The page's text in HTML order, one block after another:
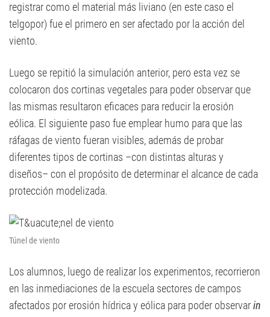
registrar como el material más liviano (en este caso el
telgopor) fue el primero en ser afectado por la acción del
viento.
Luego se repitió la simulación anterior, pero esta vez se
colocaron dos cortinas vegetales para poder observar que
las mismas resultaron eficaces para reducir la erosión
eólica. El siguiente paso fue emplear humo para que las
ráfagas de viento fueran visibles, además de probar
diferentes tipos de cortinas –con distintas alturas y
diseños– con el propósito de determinar el alcance de cada
protección modelizada.
Túnel de viento
Los alumnos, luego de realizar los experimentos, recorrieron
en las inmediaciones de la escuela sectores de campos
afectados por erosión hídrica y eólica para poder observarin